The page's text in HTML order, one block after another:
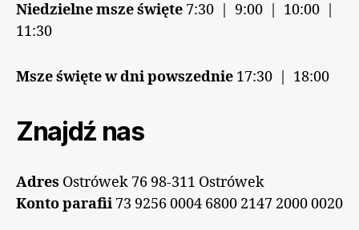
Niedzielne msze święte 7:30 | 9:00 | 10:00 |
11:30
Msze święte w dni powszednie 17:30 | 18:00
Znajdź nas
Adres Ostrówek 76 98-311 Ostrówek
Konto parafii 73 9256 0004 6800 2147 2000 0020